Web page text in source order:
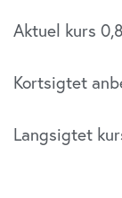
Aktuel kurs
Kortsigtet
Langsigtet